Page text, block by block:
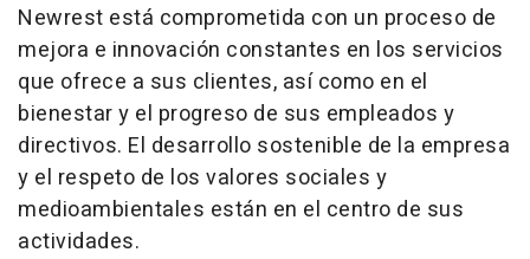
Newrest está comprometida con un proceso de
mejora e innovación constantes en los servicios
que ofrece a sus clientes, así como en el
bienestar y el progreso de sus empleados y
directivos. El desarrollo sostenible de la empresa
y el respeto de los valores sociales y
medioambientales están en el centro de sus
actividades.